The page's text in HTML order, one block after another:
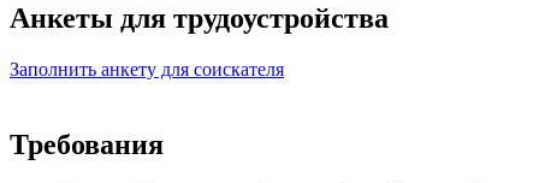
Анкеты для трудоустройства
Заполнить анкету для соискателя
Требования